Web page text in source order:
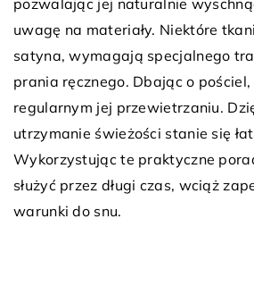
uwagę na materiały. Niektóre
satyna, wymagają specjalnego
prania ręcznego. Dbając o
regularnym jej przewietrzaniu.
utrzymanie świeżości stanie się
Wykorzystując te praktyczne
służyć przez długi czas, wciąż
warunki do snu.